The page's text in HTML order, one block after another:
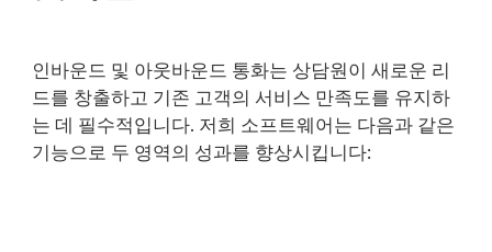
인바운드 및 아웃바운드 통화는 상담원이 새로운 리
드를 창출하고 기존 고객의 서비스 만족도를 유지하
는 데 필수적입니다. 저희 소프트웨어는 다음과 같은
기능으로 두 영역의 성과를 향상시킵니다: